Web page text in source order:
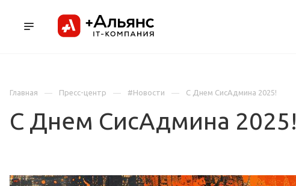
Главная
Пресс-центр #Новости С Днем СисАдмина 2025!
С Днем СисАдмина 2025!